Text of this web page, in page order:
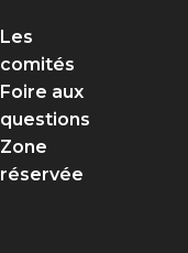
Les
comités
Foire aux
questions
Zone
réservée